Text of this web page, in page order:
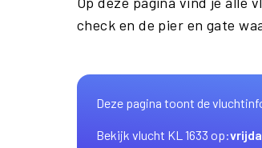
check en de pier en gate
Deze pagina toont de
Bekijk vlucht KL 1633 op: